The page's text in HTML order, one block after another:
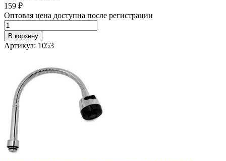
159 ₽
Оптовая цена доступна после регистрации
В корзину
Артикул: 1053